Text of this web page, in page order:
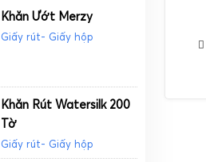
Khăn Ướt Merzy
Giấy rút- Giấy hộp
Khăn Rút Watersilk 200
Tờ
Giấy rút- Giấy hộp